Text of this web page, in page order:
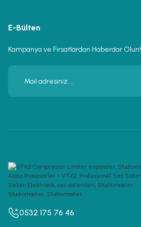
E-Bülten
Kampanya ve Fırsatlardan Haberdar Olun!
0532 175 76 46